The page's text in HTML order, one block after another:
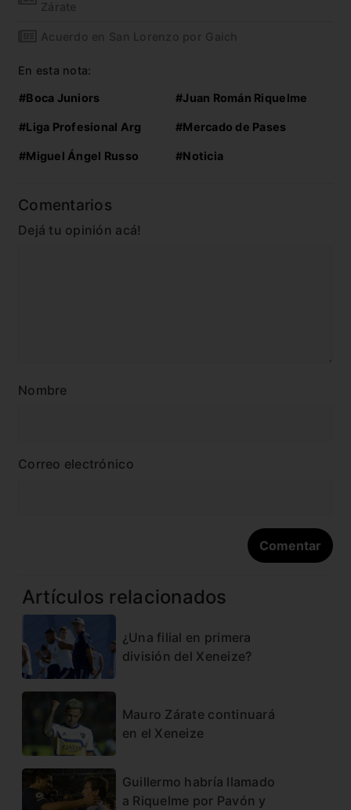
Zárate
Acuerdo en San Lorenzo por Gaich
En esta nota:
#Boca Juniors #Juan Román Riquelme
#Liga Profesional Arg #Mercado de Pases
#Miguel Ángel Russo #Noticia
Comentarios
Dejá tu opinión acá!
Nombre
Correo electrónico
Artículos relacionados
¿Una filial en primera
división del Xeneize?
Mauro Zárate continuará
en el Xeneize
Guillermo habría llamado
a Riquelme por Pavón y